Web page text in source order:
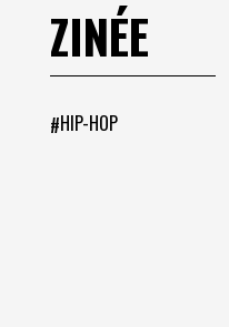
ZINÉE
HIP-HOP